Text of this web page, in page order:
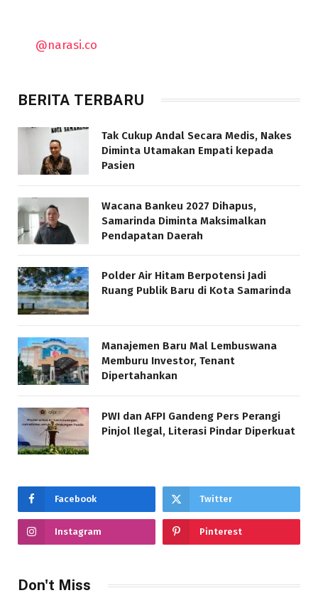
@narasi.co
BERITA TERBARU
Tak Cukup Andal Secara Medis, Nakes
Diminta Utamakan Empati kepada
Pasien
Wacana Bankeu 2027 Dihapus,
Samarinda Diminta Maksimalkan
Pendapatan Daerah
Polder Air Hitam Berpotensi Jadi
Ruang Publik Baru di Kota Samarinda
Manajemen Baru Mal Lembuswana
Memburu Investor, Tenant
Dipertahankan
PWI dan AFPI Gandeng Pers Perangi
Pinjol Ilegal, Literasi Pindar Diperkuat
Facebook Twitter
Instagram Pinterest
Don't Miss